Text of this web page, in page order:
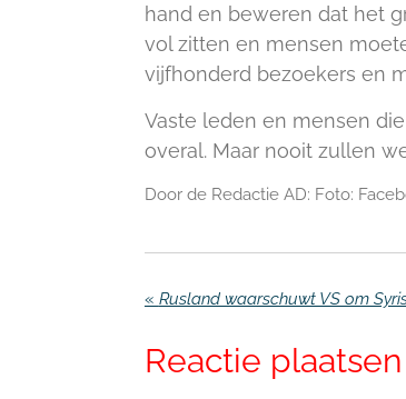
hand en beweren dat het
vol zitten en mensen
vijfhonderd bezoekers en
Vaste leden en mensen
overal. Maar nooit zullen
Door de Redactie AD: Foto:
«
Reactie plaatsen